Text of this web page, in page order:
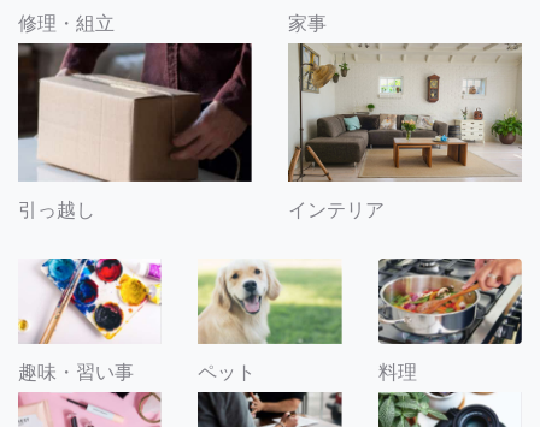
修理・組立 家事
引っ越し インテリア
趣味・習い事 ペット 料理